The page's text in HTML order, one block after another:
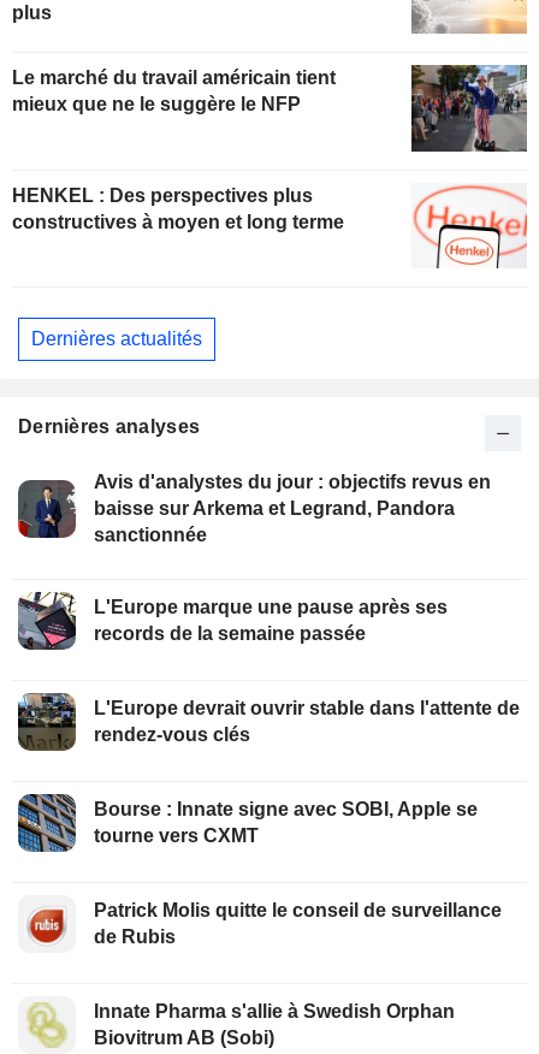
plus
Le marché du travail américain tient
mieux que ne le suggère le NFP
HENKEL : Des perspectives plus
constructives à moyen et long terme
Dernières actualités
Dernières analyses
Avis d'analystes du jour : objectifs revus en
baisse sur Arkema et Legrand, Pandora
sanctionnée
L'Europe marque une pause après ses
records de la semaine passée
L'Europe devrait ouvrir stable dans l'attente de
rendez-vous clés
Bourse : Innate signe avec SOBI, Apple se
tourne vers CXMT
Patrick Molis quitte le conseil de surveillance
de Rubis
Innate Pharma s'allie à Swedish Orphan
Biovitrum AB (Sobi)